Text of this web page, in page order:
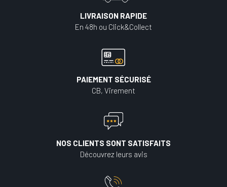
LIVRAISON RAPIDE
En 48h ou Click&Collect
PAIEMENT SÉCURISÉ
CB, Virement
NOS CLIENTS SONT SATISFAITS
Découvrez leurs avis